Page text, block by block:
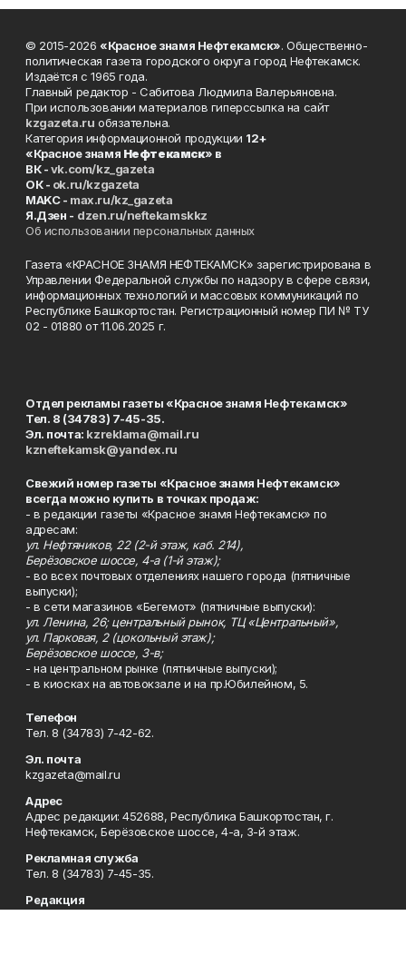
© 2015-2026 «Красное знамя Нефтекамск». Общественно-
политическая газета городского округа город Нефтекамск.
Издаётся с 1965 года.
Главный редактор - Сабитова Людмила Валерьяновна.
При использовании материалов гиперссылка на сайт
kzgazeta.ru обязательна.
Категория информационной продукции 12+
«Красное знамя Нефтекамск» в
ВК -vk.com/kz_gazeta
ОК - ok.ru/kzgazeta
MAKC - max.ru/kz_gazeta
Я.Дзен - dzen.ru/neftekamskkz
Об использовании персональных данных
Газета «КРАСНОЕ ЗНАМЯ НЕФТЕКАМСК» зарегистрирована в
Управлении Федеральной службы по надзору в сфере связи,
информационных технологий и массовых коммуникаций по
Республике Башкортостан. Регистрационный номер ПИ № ТУ
02 - 01880 от 11.06.2025 г.
Отдел рекламы газеты «Красное знамя Нефтекамск»
Тел. 8 (34783) 7-45-35.
Эл. почта: kzreklama@mail.ru
kzneftekamsk@yandex.ru
Свежий номер газеты «Красное знамя Нефтекамск»
всегда можно купить в точках продаж:
- в редакции газеты «Красное знамя Нефтекамск» по
адресам:
ул. Нефтяников, 22 (2-й этаж, каб. 214),
Берёзовское шоссе, 4-а (1-й этаж);
- во всех почтовых отделениях нашего города (пятничные
выпуски);
- в сети магазинов «Бегемот» (пятничные выпуски):
ул. Ленина, 26; центральный рынок, ТЦ «Центральный»,
ул. Парковая, 2 (цокольный этаж);
Берёзовское шоссе, 3-в;
- на центральном рынке (пятничные выпуски);
- в киосках на автовокзале и на пр.Юбилейном, 5.
Телефон
Тел. 8 (34783) 7-42-62.
Эл. почта
kzgazeta@mail.ru
Адрес
Адрес редакции: 452688, Республика Башкортостан, г.
Нефтекамск, Берёзовское шоссе, 4-а, 3-й этаж.
Рекламная служба
Тел. 8 (34783) 7-45-35.
Редакция